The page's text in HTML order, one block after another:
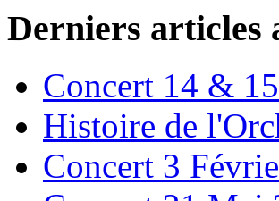
Derniers articles
Concert 14 &
Histoire de
Concert 3